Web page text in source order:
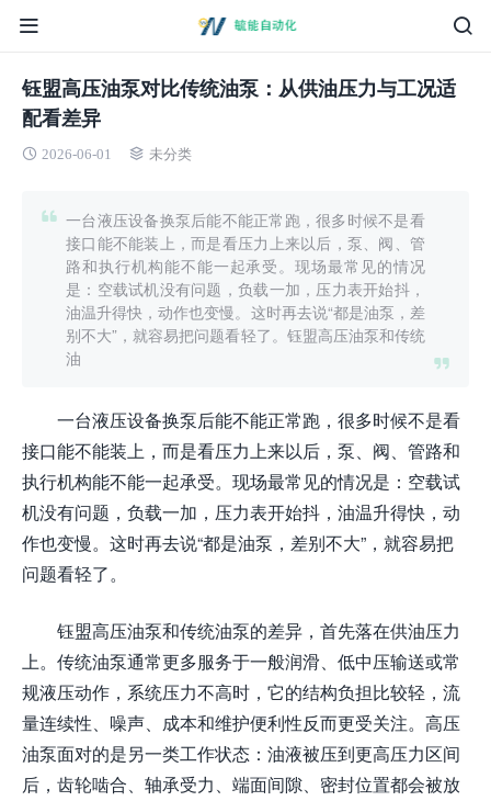
钰盟高压油泵对比传统油泵：从供油压力与工况适
配看差异
2026-06-01 未分类
一台液压设备换泵后能不能正常跑，很多时候不是看
接口能不能装上，而是看压力上来以后，泵、阀、管
路和执行机构能不能一起承受。现场最常见的情况
是：空载试机没有问题，负载一加，压力表开始抖，
油温升得快，动作也变慢。这时再去说“都是油泵，差
别不大”，就容易把问题看轻了。钰盟高压油泵和传统
油
一台液压设备换泵后能不能正常跑，很多时候不是看
接口能不能装上，而是看压力上来以后，泵、阀、管路和
执行机构能不能一起承受。现场最常见的情况是：空载试
机没有问题，负载一加，压力表开始抖，油温升得快，动
作也变慢。这时再去说“都是油泵，差别不大”，就容易把
问题看轻了。
钰盟高压油泵和传统油泵的差异，首先落在供油压力
上。传统油泵通常更多服务于一般润滑、低中压输送或常
规液压动作，系统压力不高时，它的结构负担比较轻，流
量连续性、噪声、成本和维护便利性反而更受关注。高压
油泵面对的是另一类工作状态：油液被压到更高压力区间
后，齿轮啮合、轴承受力、端面间隙、密封位置都会被放